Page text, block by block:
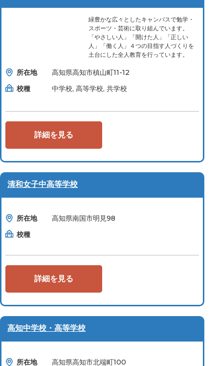
緑豊かな広々としたキャンパスで勉学・
スポーツ・芸術に取り組んでいます。
「やさしい人」「開けた人」「正しい
人」「働く人」４つの目指す人づくりを
土台にした全人教育を行っています。
所在地
高知県高知市槙山町11-12
校種
中学校, 高等学校, 共学校
詳細を見る
清和女子中高等学校
所在地
高知県南国市明見98
校種
詳細を見る
高知中学校・高等学校
所在地
高知県高知市北端町100